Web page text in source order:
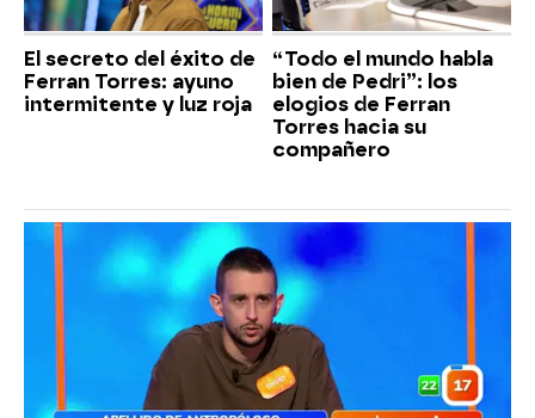
El secreto del éxito de
Ferran Torres: ayuno
intermitente y luz roja
“Todo el mundo habla
bien de Pedri”: los
elogios de Ferran
Torres hacia su
compañero